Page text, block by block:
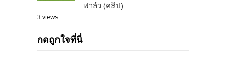
ฟาล์ว (คลิป)
3 views
กดถูกใจที่นี่